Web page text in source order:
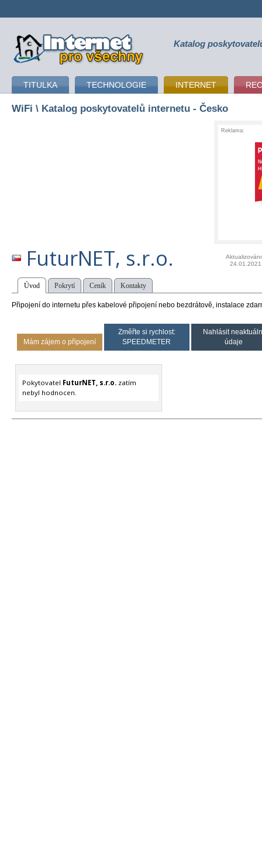
připojení k internetu Katalog
TITULKA TECHNOLOGIE INTERNET
WiFi \ Katalog poskytovatelů internetu - Česko
Reklama:
FuturNET, s.r.o.
24.01.2021
Úvod Pokrytí Ceník Kontakty
Připojení do internetu přes kabelové připojení nebo bezdrátově, instalace
Mám zájem o připojení
Změřte si rychlost:
SPEEDMETER
Nahlásit
údaje
Pokytovatel FuturNET, s.r.o.zatím
nebyl hodnocen.